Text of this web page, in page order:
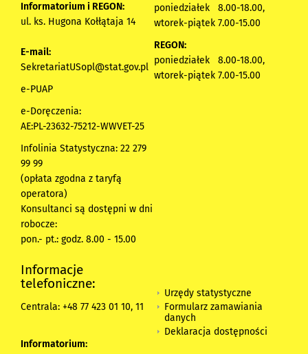
Informatorium i REGON:
ul. ks. Hugona Kołłątaja 14
E-mail:
SekretariatUSopl@stat.gov.pl
e-PUAP
e-Doręczenia:
AE:PL-23632-75212-WWVET-25
Infolinia Statystyczna: 22 279
99 99
(opłata zgodna z taryfą
operatora)
Konsultanci są dostępni w dni
robocze:
pon.- pt.: godz. 8.00 - 15.00
poniedziałek 8.00-18.00,
wtorek-piątek 7.00-15.00
REGON:
poniedziałek 8.00-18.00,
wtorek-piątek 7.00-15.00
Informacje
telefoniczne:
Centrala: +48 77 423 01 10, 11
Informatorium:
Urzędy statystyczne
Formularz zamawiania
danych
Deklaracja dostępności